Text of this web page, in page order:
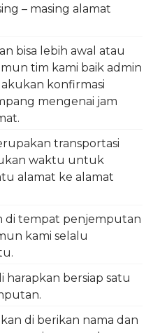
– masing alamat
bisa lebih awal atau
tim kami baik admin
konfirmasi
mengenai jam
transportasi
waktu untuk
alamat ke alamat
di tempat penjemputan
kami selalu
bersiap satu
di berikan nama dan